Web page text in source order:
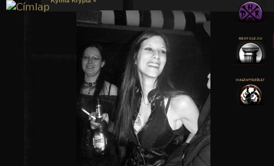
Jump to navigation